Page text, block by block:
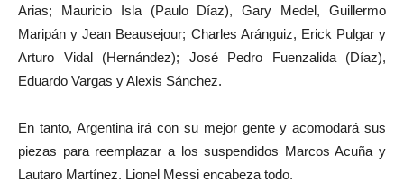
Arias; Mauricio Isla (Paulo Díaz), Gary Medel, Guillermo
Maripán y Jean Beausejour; Charles Aránguiz, Erick Pulgar y
Arturo Vidal (Hernández); José Pedro Fuenzalida (Díaz),
Eduardo Vargas y Alexis Sánchez.
En tanto, Argentina irá con su mejor gente y acomodará sus
piezas para reemplazar a los suspendidos Marcos Acuña y
Lautaro Martínez. Lionel Messi encabeza todo.